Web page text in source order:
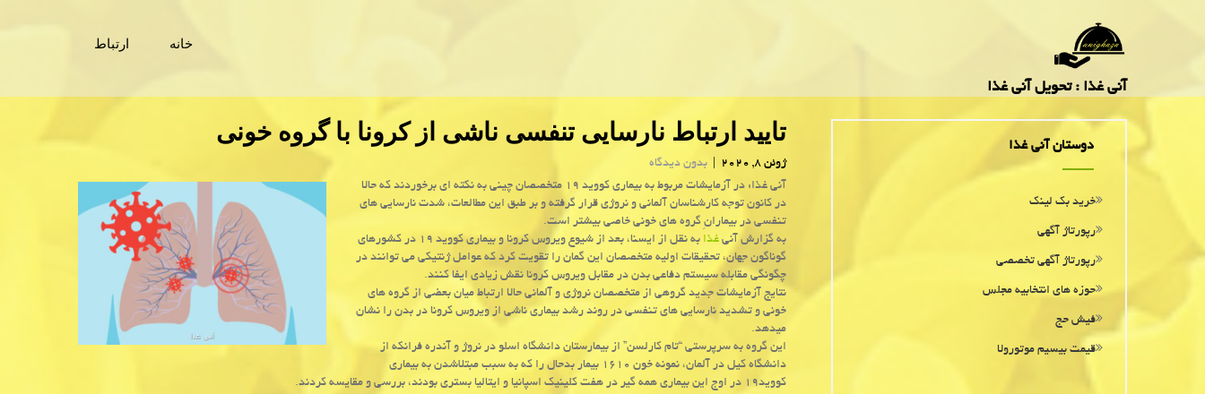
آنی غذا : تحویل آنی غذا
خانه ارتباط
تایید ارتباط نارسایی تنفسی ناشی از كرونا با گروه خونی
ژوئن 8, 2020
بدون دیدگاه
آنی غذا: در آزمایشات مربوط به بیماری كووید ۱۹ متخصصان چینی به نكته ای برخوردند كه حالا
در كانون توجه كارشناسان آلمانی و نروژی قرار گرفته و بر طبق این مطالعات، شدت نارسایی های
تنفسی در بیمارانِ گروه های خونی خاصی بیشتر است.
به گزارش آنی غذا
به نقل از ایسنا، بعد از شیوع ویروس کرونا و بیماری کووید ۱۹ در کشورهای
گوناگون جهان، تحقیقات اولیه متخصصان این گمان را تقویت کرد که عوامل ژنتیکی می توانند در
چگونگی مقابله سیستم دفاعی بدن در مقابل ویروس کرونا نقش زیادی ایفا کنند.
نتایج آزمایشات جدید گروهی از متخصصان نروژی و آلمانی حالا ارتباط میان بعضی از گروه های
خونی و تشدید نارسایی های تنفسی در روند رشد بیماری ناشی از ویروس کرونا در بدن را نشان
میدهد.
این گروه به سرپرستی “تام کارلسن” از بیمارستان دانشگاه اسلو در نروژ و آندره فرانکه از
دانشگاه کیل در آلمان، نمونه خون ۱۶۱۰ بیمار بدحال را که به سبب مبتلاشدن به بیماری
کووید۱۹ در اوج این بیماری همه گیر در هفت کلینیک اسپانیا و ایتالیا بستری بودند، بررسی و مقایسه کردند.
دوستان آنی غذا
خرید بک لینک
رپورتاژ آگهی
رپورتاژ آگهی تخصصی
حوزه های انتخابیه مجلس
فیش حج
قیمت بیسیم موتورولا